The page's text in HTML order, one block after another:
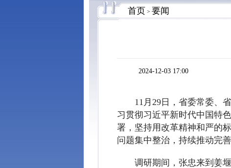
首页 > 要闻
2024-12-03 17:00
11月29日，省委常委、
习贯彻习近平新时代中国特
署，坚持用改革精神和严的
问题集中整治，持续推动完
调研期间，张忠来到姜